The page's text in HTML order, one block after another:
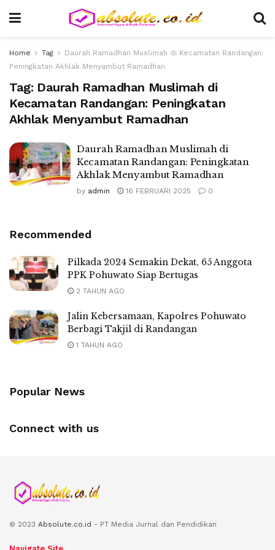
Home Tag
Daurah Ramadhan Muslimah di Kecamatan Randangan:
Peningkatan Akhlak Menyambut Ramadhan
Tag: Daurah Ramadhan Muslimah di
Kecamatan Randangan: Peningkatan
Akhlak Menyambut Ramadhan
Daurah Ramadhan Muslimah di
Kecamatan Randangan: Peningkatan
Akhlak Menyambut Ramadhan
by admin 16 FEBRUARI 2025 0
Recommended
Pilkada 2024 Semakin Dekat, 65 Anggota
PPK Pohuwato Siap Bertugas
2 TAHUN AGO
Jalin Kebersamaan, Kapolres Pohuwato
Berbagi Takjil di Randangan
1 TAHUN AGO
Popular News
Connect with us
© 2023 Absolute.co.id - PT Media Jurnal dan Pendidikan